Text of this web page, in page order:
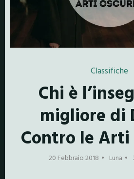
Classifiche
Chi è
migliore di
Contro le Arti
20 Febbraio 2018 Luna